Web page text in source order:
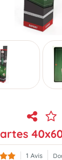
1 Avis